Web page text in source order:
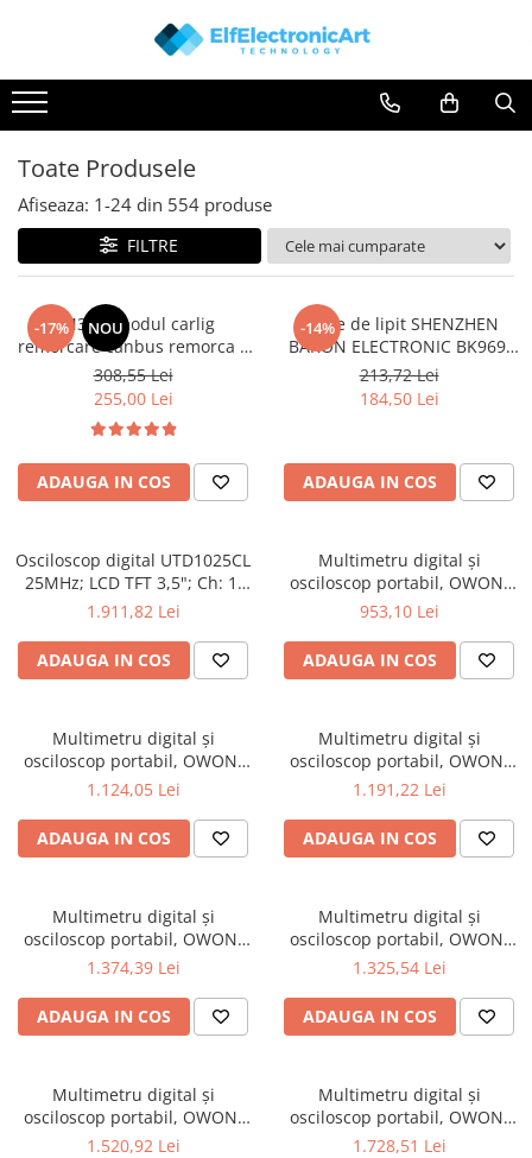
Toate Produsele
Audio
Auto
Multimetre Digitale
Surse de alimentare
Termometre
Osciloscoape
Accesorii
Osciloscoape AXIOMET
Osciloscoape FLUKE
Osciloscoape GW INSTEK
Osciloscoape HANTEK
Osciloscoape OWON
Osciloscoape Peaktech
Osciloscoape ROHDE & SCHWARZ
Osciloscoape TELEDYNE LECROY
Toate Produsele
Afiseaza: 1-24 din 554 produse
FILTRE
-17% NOU
TM3.24 modul carlig
remorcare canbus remorca 7
sau 13 pini, 12V Universal
308,55 Lei
255,00 Lei
ADAUGA IN COS
-14%
Stație de lipit SHENZHEN
BAKON ELECTRONIC BK969,
200...480°C control analogic,
cu buton
213,72 Lei
184,50 Lei
ADAUGA IN COS
Osciloscop digital UTD1025CL
25MHz; LCD TFT 3,5"; Ch: 1;
250Msps; 12kpts compatibil
1.911,82 Lei
ADAUGA IN COS
Multimetru digital și
osciloscop portabil, OWON,
HDS242, 200mV-1kV, 200mA-
953,10 Lei
ADAUGA IN COS
Multimetru digital și
osciloscop portabil, OWON,
HDS242S, 200mV-1kV, 200mA-
1.124,05 Lei
ADAUGA IN COS
Multimetru digital și
osciloscop portabil, OWON,
HDS272, 200mV-1kV, 200mA-
1.191,22 Lei
ADAUGA IN COS
Multimetru digital și
osciloscop portabil, OWON,
HDS272S, 200mV-1kV, 200mA-
1.374,39 Lei
ADAUGA IN COS
Multimetru digital și
osciloscop portabil, OWON,
HDS2102, 200mV-1kV, 200mA-
1.325,54 Lei
ADAUGA IN COS
Multimetru digital și
osciloscop portabil, OWON,
HDS2102S, 200mV-1kV,
1.520,92 Lei
Multimetru digital și
osciloscop portabil, OWON,
HDS2202, 200mV-1kV, 200mA-
1.728,51 Lei